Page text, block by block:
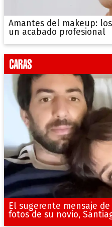
Amantes del makeup:
un acabado profesional
El sugerente mensaje
fotos de su novio,